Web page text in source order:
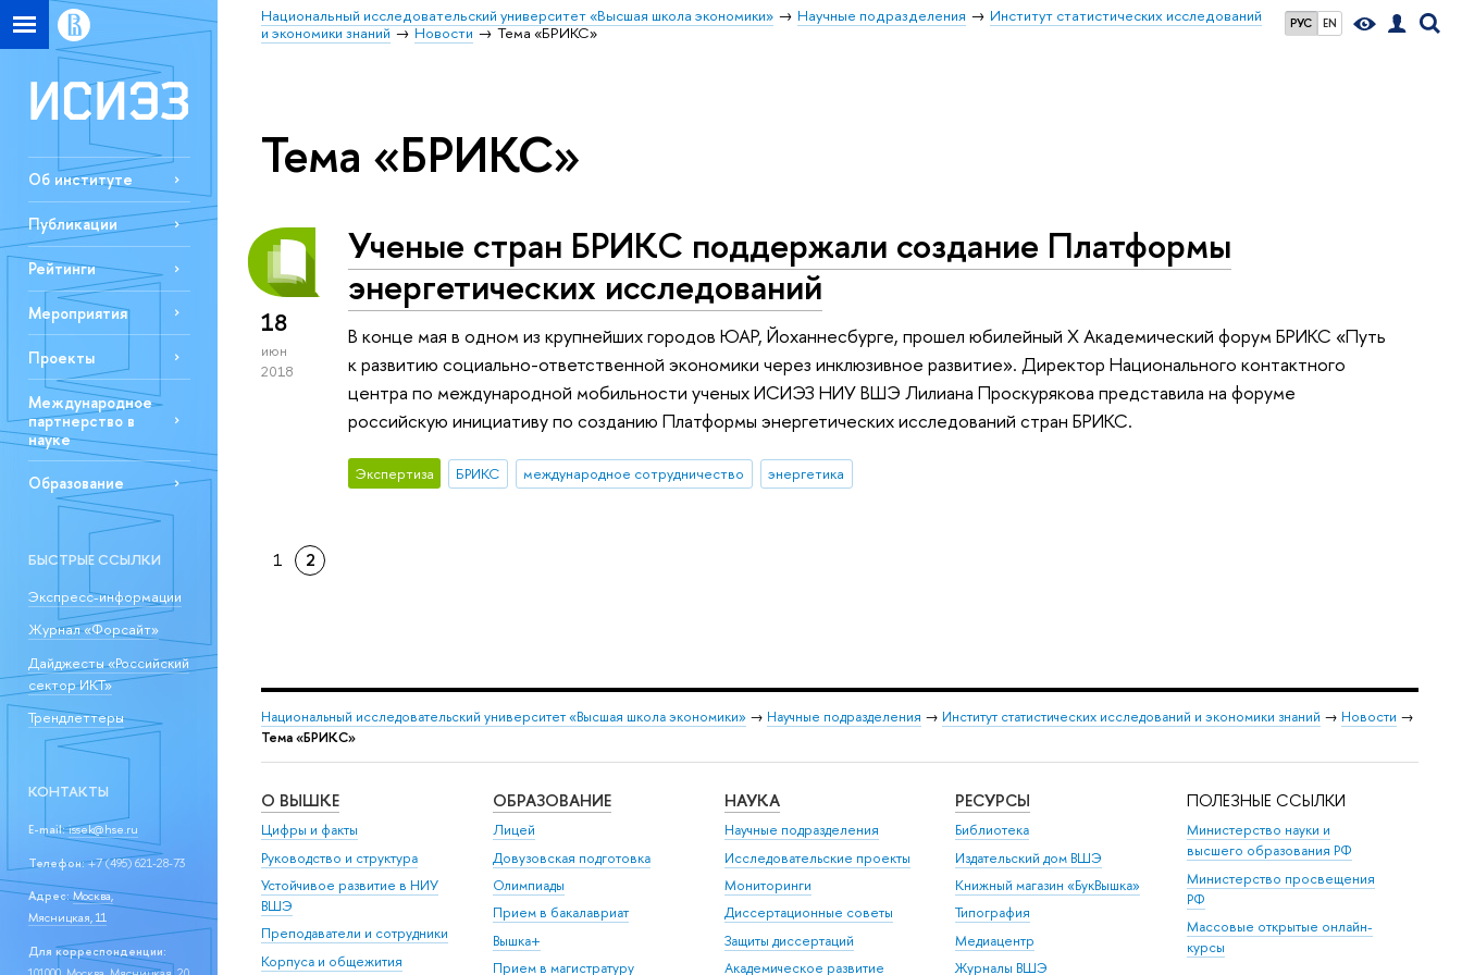
РУС EN
Национальный исследовательский университет «Высшая школа экономики» Научные подразделения
Институт статистических исследований
и экономики знаний
Новости Тема «БРИКС»
Об институте
Публикации
Рейтинги
Мероприятия
Проекты
Международное
партнерство в
науке
Образование
БЫСТРЫЕ ССЫЛКИ
Экспресс-информации
Журнал «Форсайт»
Дайджесты «Российский
сектор ИКТ»
Трендлеттеры
КОНТАКТЫ
E-mail:issek@hse.ru
Телефон:+7 (495) 621-28-73
Адрес: Москва,
Мясницкая, 11
Для корреспонденции:
Тема «БРИКС»
18
июн
2018
Ученые стран БРИКС поддержали создание Платформы
энергетических исследований
В конце мая в одном из крупнейших городов ЮАР, Йоханнесбурге, прошел юбилейный X Академический форум БРИКС «Путь
к развитию социально-ответственной экономики через инклюзивное развитие». Директор Национального контактного
центра по международной мобильности ученых ИСИЭЗ НИУ ВШЭ Лилиана Проскурякова представила на форуме
российскую инициативу по созданию Платформы энергетических исследований стран БРИКС.
Экспертиза БРИКС международное сотрудничество энергетика
1 2
Национальный исследовательский университет «Высшая школа экономики» → Научные подразделения → Институт статистических исследований и экономики знаний → Новости →
Тема «БРИКС»
О ВЫШКЕ
Цифры и факты
Руководство и структура
Устойчивое развитие в НИУ
ВШЭ
Преподаватели и сотрудники
Корпуса и общежития
ОБРАЗОВАНИЕ
Лицей
Довузовская подготовка
Олимпиады
Прием в бакалавриат
Вышка+
Прием в магистратуру
НАУКА
Научные подразделения
Исследовательские проекты
Мониторинги
Диссертационные советы
Защиты диссертаций
Академическое развитие
РЕСУРСЫ
Библиотека
Издательский дом ВШЭ
Книжный магазин «БукВышка»
Типография
Медиацентр
Журналы ВШЭ
ПОЛЕЗНЫЕ ССЫЛКИ
Министерство науки и
высшего образования РФ
Министерство просвещения
РФ
Массовые открытые онлайн-
курсы